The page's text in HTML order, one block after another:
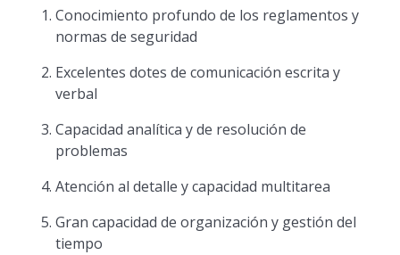
Conocimiento profundo de los reglamentos y
normas de seguridad
Excelentes dotes de comunicación escrita y
verbal
Capacidad analítica y de resolución de
problemas
Atención al detalle y capacidad multitarea
Gran capacidad de organización y gestión del
tiempo